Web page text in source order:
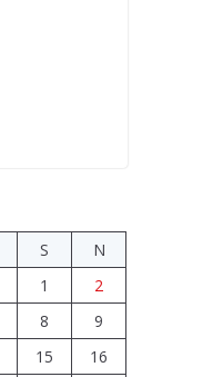
S
N
1
2
8
9
15
16